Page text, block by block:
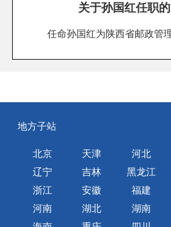
关于孙国红任职
任命孙国红为陕西省邮政管
地方子站
北京 天津 河北
辽宁
吉林 黑龙江
浙江
安徽 福建
河南
湖北 湖南